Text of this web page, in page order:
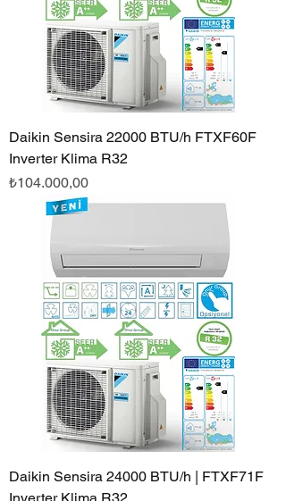
Daikin Sensira 22000 BTU/h FTXF60F
Inverter Klima R32
Fiyat
₺104.000,00
Daikin Sensira 24000 BTU/h | FTXF71F